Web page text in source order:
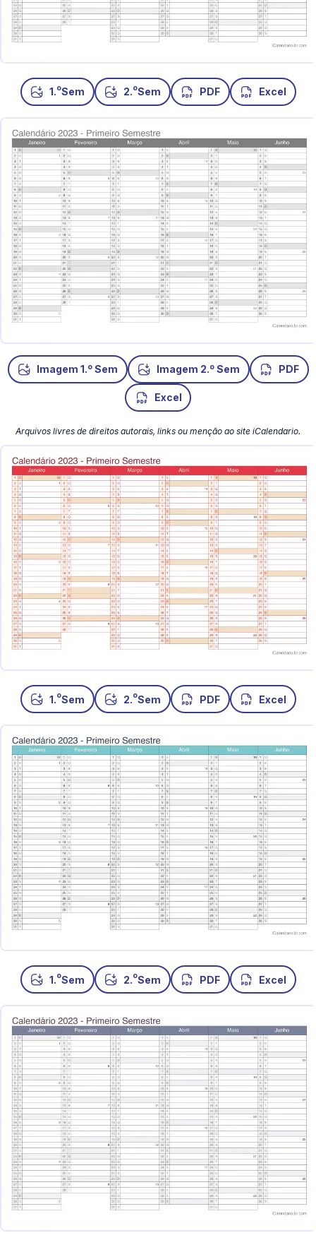
1.oSem 2.oSem PDF Excel
Imagem 1.o Sem Imagem 2.o Sem PDF
Excel
Arquivos livres de direitos autorais, links ou menção ao site iCalendario.
1.oSem 2.oSem PDF Excel
1.oSem 2.oSem PDF Excel